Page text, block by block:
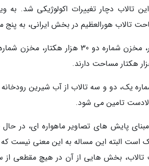
تالاب دچار تغییرات اکولوژیکی شد. به
یک، دو و سه تالاب از آب شیرین
تامین می شود.
پایش های تصاویر ماهواره ای، در حال
یعنی 48 درصد آن خشک است البته این مساله به این
تالاب، بخش هایی از آن در هیچ مقطعی